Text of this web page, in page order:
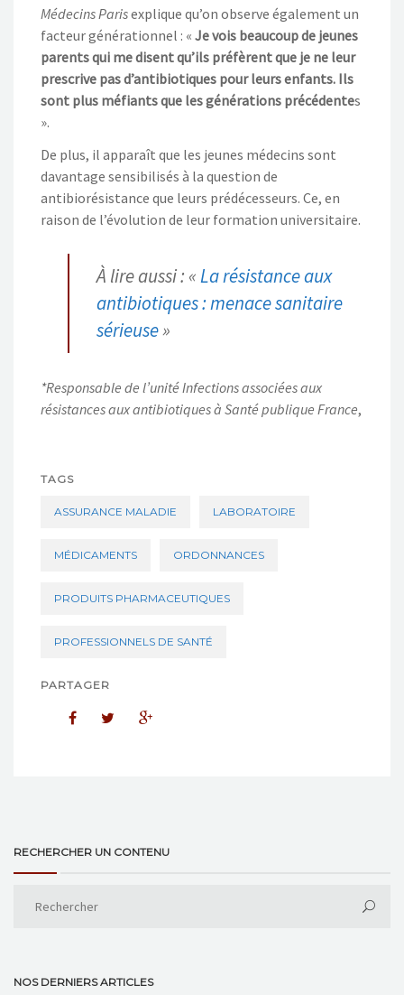
Médecins Parisexplique qu’on observe également un
facteur générationnel : « Je vois beaucoup de jeunes
parents qui me disent qu’ils préfèrent que je ne leur
prescrive pas d’antibiotiques pour leurs enfants. Ils
sont plus méfiants que les générations précédentes
».
De plus, il apparaît que les jeunes médecins sont
davantage sensibilisés à la question de
antibiorésistance que leurs prédécesseurs. Ce, en
raison de l’évolution de leur formation universitaire.
À lire aussi : «La résistance aux
antibiotiques : menace sanitaire
sérieuse»
*Responsable de l’unité Infections associées aux
résistances aux antibiotiques à Santé publique France,
TAGS
ASSURANCE MALADIE LABORATOIRE
MÉDICAMENTS ORDONNANCES
PRODUITS PHARMACEUTIQUES
PROFESSIONNELS DE SANTÉ
PARTAGER
RECHERCHER UN CONTENU
NOS DERNIERS ARTICLES